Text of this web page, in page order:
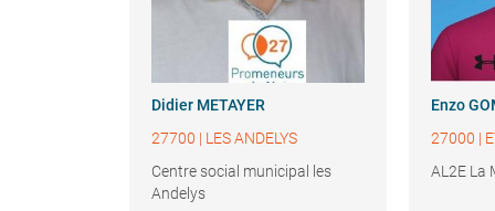
Didier METAYER
27700 | LES ANDELYS
Centre social municipal les
Andelys
Enzo
27000 |
AL2E La